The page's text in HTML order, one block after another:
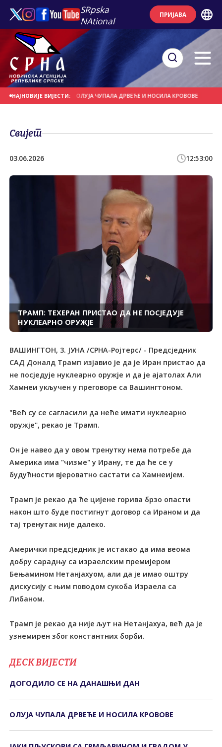
SRpska
NAtional
ПРИЈАВА
НАЈНОВИЈЕ ВИЈЕСТИ:
ДАНАШЊИ ДАН ОЛУЈА ЧУПАЛА ДРВЕЋЕ И НОСИЛА КРОВОВЕ ЈАКИ
Свијет
03.06.2026 12:53:00
ТРАМП: ТЕХЕРАН ПРИСТАО ДА НЕ ПОСЈЕДУЈЕ
НУКЛЕАРНО ОРУЖЈЕ
ВАШИНГТОН, 3. ЈУНА /СРНА-Ројтерс/ - Предсједник
САД Доналд Трамп изјавио је да је Иран пристао да
не посједује нуклеарно оружје и да је ајатолах Али
Хамнеи укључен у преговоре са Вашингтоном.
"Већ су се сагласили да неће имати нуклеарно
оружје", рекао је Трамп.
Он је навео да у овом тренутку нема потребе да
Америка има "чизме" у Ирану, те да ће се у
будућности вјероватно састати са Хамнеијем.
Трамп је рекао да ће цијене горива брзо опасти
након што буде постигнут договор са Ираном и да
тај тренутак није далеко.
Амерички предсједник је истакао да има веома
добру сарадњу са израелским премијером
Бењамином Нетанјахуом, али да је имао оштру
дискусију с њим поводом сукоба Израела са
Либаном.
Трамп је рекао да није љут на Нетанјахуа, већ да је
узнемирен због константних борби.
ДЕСК ВИЈЕСТИ
ДОГОДИЛО СЕ НА ДАНАШЊИ ДАН
ОЛУЈА ЧУПАЛА ДРВЕЋЕ И НОСИЛА КРОВОВЕ